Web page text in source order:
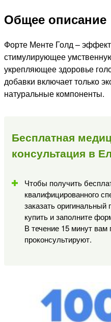
Общее описание
Форте Менте Голд –
стимулирующее
укрепляющее здоровье
добавки включает только
натуральные компоненты.
Бесплатная
консультация в
Чтобы получить
квалифицированного
заказать оригинальный
купить и заполните
В течение 15 минут вам
проконсультируют.